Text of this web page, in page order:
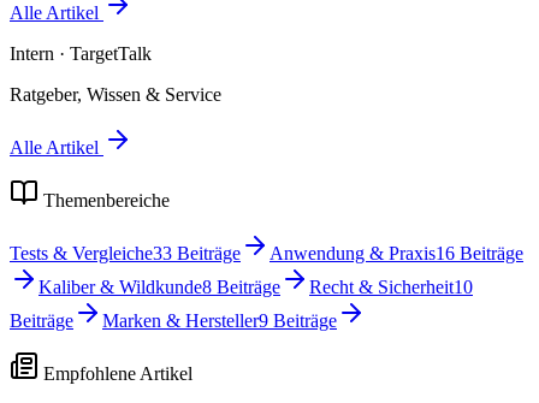
Alle Artikel
Intern · TargetTalk
Ratgeber, Wissen & Service
Alle Artikel
Themenbereiche
Tests & Vergleiche33 Beiträge Anwendung & Praxis16 Beiträge
Kaliber & Wildkunde8 Beiträge Recht & Sicherheit10
Beiträge
Marken & Hersteller9 Beiträge
Empfohlene Artikel